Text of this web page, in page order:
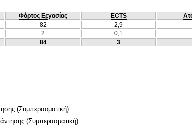
Φόρτος Εργασίας ECTS
82 2,9
2 0,1
84 3
(Συμπερασματική)
(Συμπερασματική)